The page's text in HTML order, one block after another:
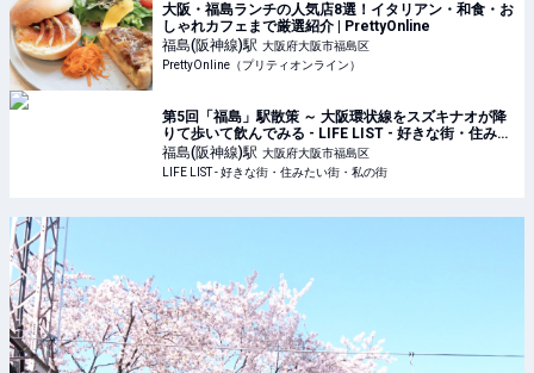
大阪・福島ランチの人気店8選！イタリアン・和食・お
しゃれカフェまで厳選紹介 | PrettyOnline
福島(阪神線)駅 大阪府大阪市福島区
PrettyOnline（プリティオンライン）
第5回「福島」駅散策 ～ 大阪環状線をスズキナオが降
りて歩いて飲んでみる - LIFE LIST - 好きな街・住みた
い街・私の街
福島(阪神線)駅 大阪府大阪市福島区
LIFE LIST - 好きな街・住みたい街・私の街